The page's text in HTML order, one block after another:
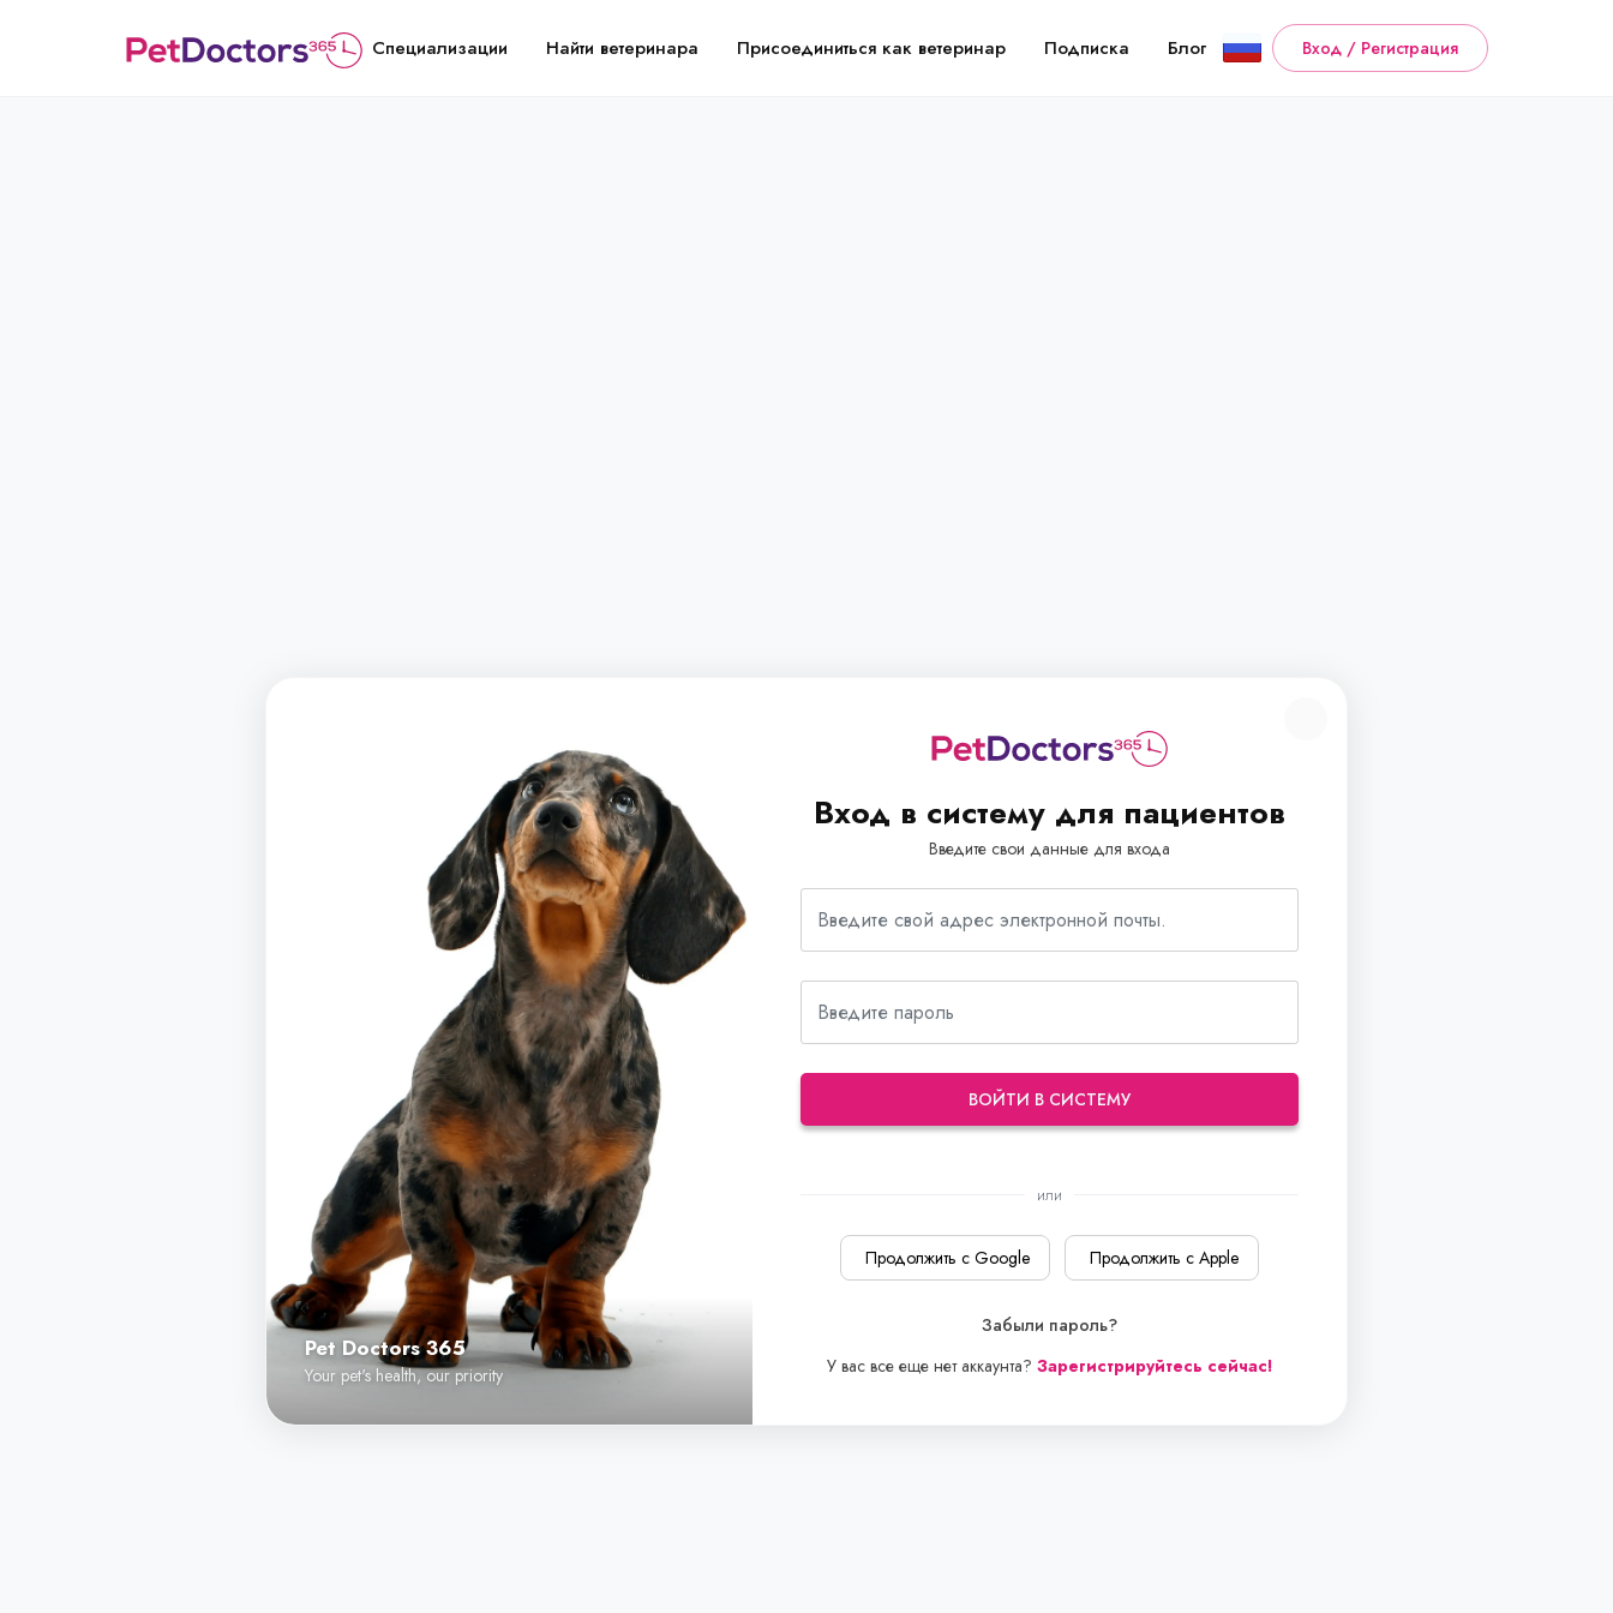
Специализации Найти ветеринара Присоединиться как ветеринар Подписка Блог Вход / Регистрация
Pet Doctors 365
Your pet's health, our priority
Вход в систему для пациентов
Введите свои данные для входа
ВОЙТИ В СИСТЕМУ
или
Продолжить с Google Продолжить с Apple
Забыли пароль?
У вас все еще нет аккаунта? Зарегистрируйтесь сейчас!